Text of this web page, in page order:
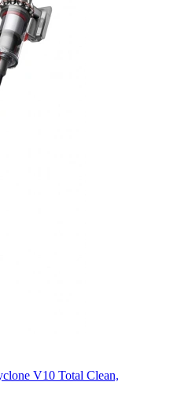
V10 Total Clean,